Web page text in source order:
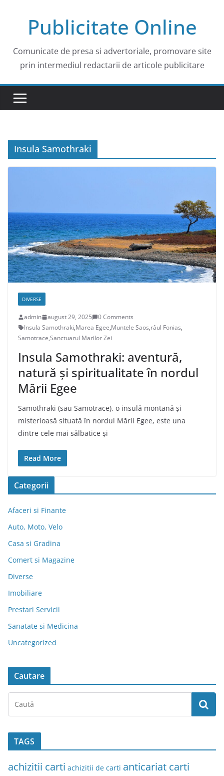
Publicitate Online
Comunicate de presa si advertoriale, promovare site
prin intermediul redactarii de articole publicitare
Insula Samothraki
DIVERSE
admin august 29, 2025
0 Comments
Insula Samothraki,Marea Egee,Muntele Saos,râul Fonias,
Samotrace,Sanctuarul Marilor Zei
Insula Samothraki: aventură,
natură și spiritualitate în nordul
Mării Egee
Samothraki (sau Samotrace), o insulă montană și
misterioasă situată în nordul Mării Egee, este una
dintre cele mai sălbatice și
Read More
Categorii
Afaceri si Finante
Auto, Moto, Velo
Casa si Gradina
Comert si Magazine
Diverse
Imobiliare
Prestari Servicii
Sanatate si Medicina
Uncategorized
Cautare
TAGS
achizitii carti achizitii de carti anticariat carti